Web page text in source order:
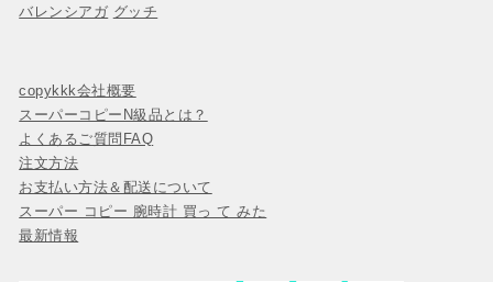
バレンシアガ グッチ
copykkk会社概要
スーパーコピーN級品とは？
よくあるご質問FAQ
注文方法
お支払い方法＆配送について
スーパー コピー 腕時計 買っ て みた
最新情報